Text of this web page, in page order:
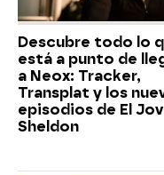
Descubre todo lo
está a punto de
a Neox: Tracker,
Transplat y los
episodios de El
Sheldon